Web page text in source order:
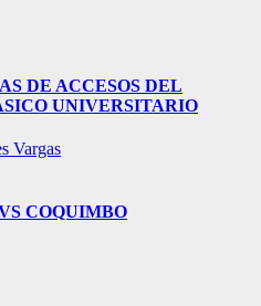
DE ACCESOS DEL
UNIVERSITARIO
Vargas
COQUIMBO